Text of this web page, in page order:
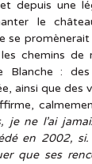
depuis une
le
se promènerait
chemins de
Blanche :
ainsi que des
je ne l’ai
en 2002,
que ses